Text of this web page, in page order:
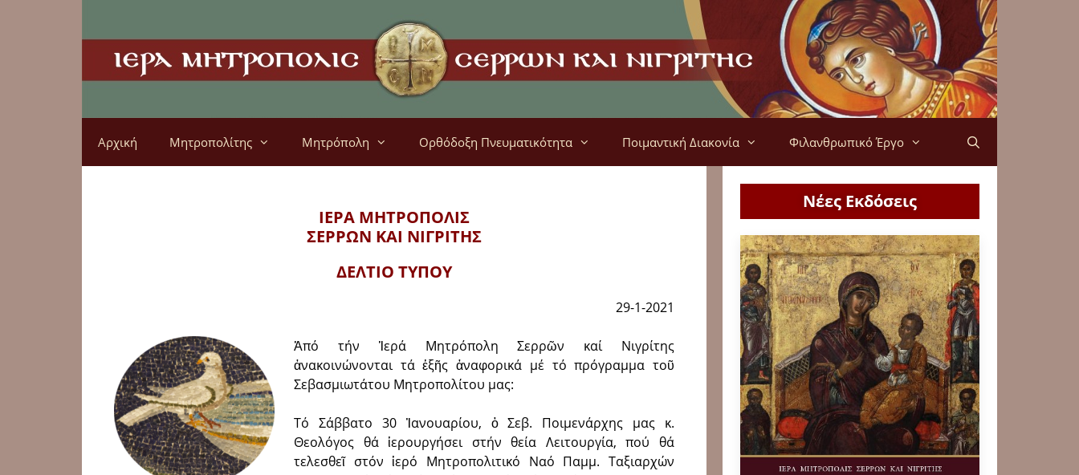
Αρχική Μητροπολίτης Μητρόπολη Ορθόδοξη Πνευματικότητα Ποιμαντική Διακονία Φιλανθρωπικό Έργο
ΙΕΡΑ ΜΗΤΡΟΠΟΛΙΣ
ΣΕΡΡΩΝ ΚΑΙ ΝΙΓΡΙΤΗΣ
ΔΕΛΤΙΟ ΤΥΠΟΥ
29-1-2021
Ἀπό τήν Ἱερά Μητρόπολη Σερρῶν καί Νιγρίτης
ἀνακοινώνονται τά ἑξῆς ἀναφορικά μέ τό πρόγραμμα τοῦ
Σεβασμιωτάτου Μητροπολίτου μας:
Τό Σάββατο 30 Ἰανουαρίου, ὁ Σεβ. Ποιμενάρχης μας κ.
Θεολόγος θά ἱερουρ­γήσει στήν θεία Λειτουργία, πού θά
τελεσθεῖ στόν ἱερό Μητροπολιτικό Ναό Παμμ. Ταξιαρχών
Νέες Εκδόσεις